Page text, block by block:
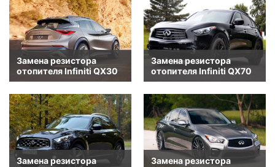
Замена резистора
отопителя Infiniti QX30
Замена резистора
отопителя Infiniti QX70
Замена резистора
Замена резистора